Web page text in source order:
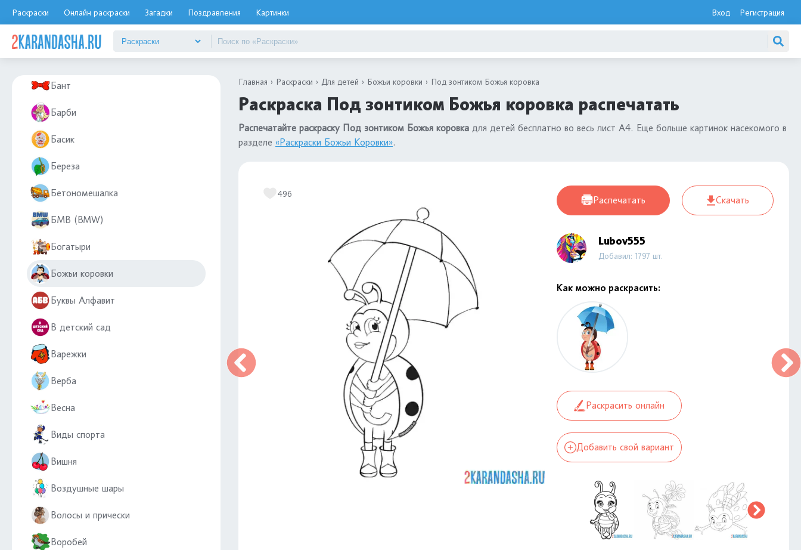
Раскраски Онлайн раскраски Загадки Поздравления Картинки Вход Регистрация
Банан
Бант
Барби
Басик
Береза
Бетономешалка
БМВ (BMW)
Богатыри
Божьи коровки
Буквы Алфавит
В детский сад
Варежки
Верба
Весна
Виды спорта
Вишня
Воздушные шары
Волосы и прически
Воробей
Главная Раскраски Для детей Божьи коровки Под зонтиком Божья коровка
Раскраска Под зонтиком Божья коровка распечатать
Распечатайте раскраску Под зонтиком Божья коровка для детей бесплатно во весь лист А4. Еще больше картинок насекомого в
разделе «Раскраски Божьи Коровки».
496
Распечатать Скачать
Lubov555
Добавил: 1797 шт.
Как можно раскрасить:
Раскрасить онлайн
Добавить свой вариант